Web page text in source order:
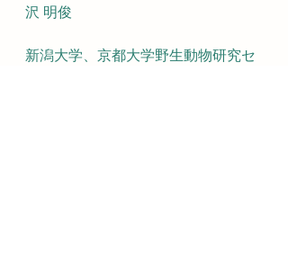
沢 明俊
新潟大学、京都大学野生動物研究セ